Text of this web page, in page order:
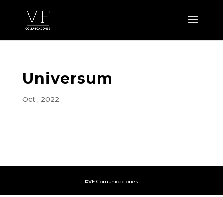
Universum
Oct , 2022
©VF Comunicaciones